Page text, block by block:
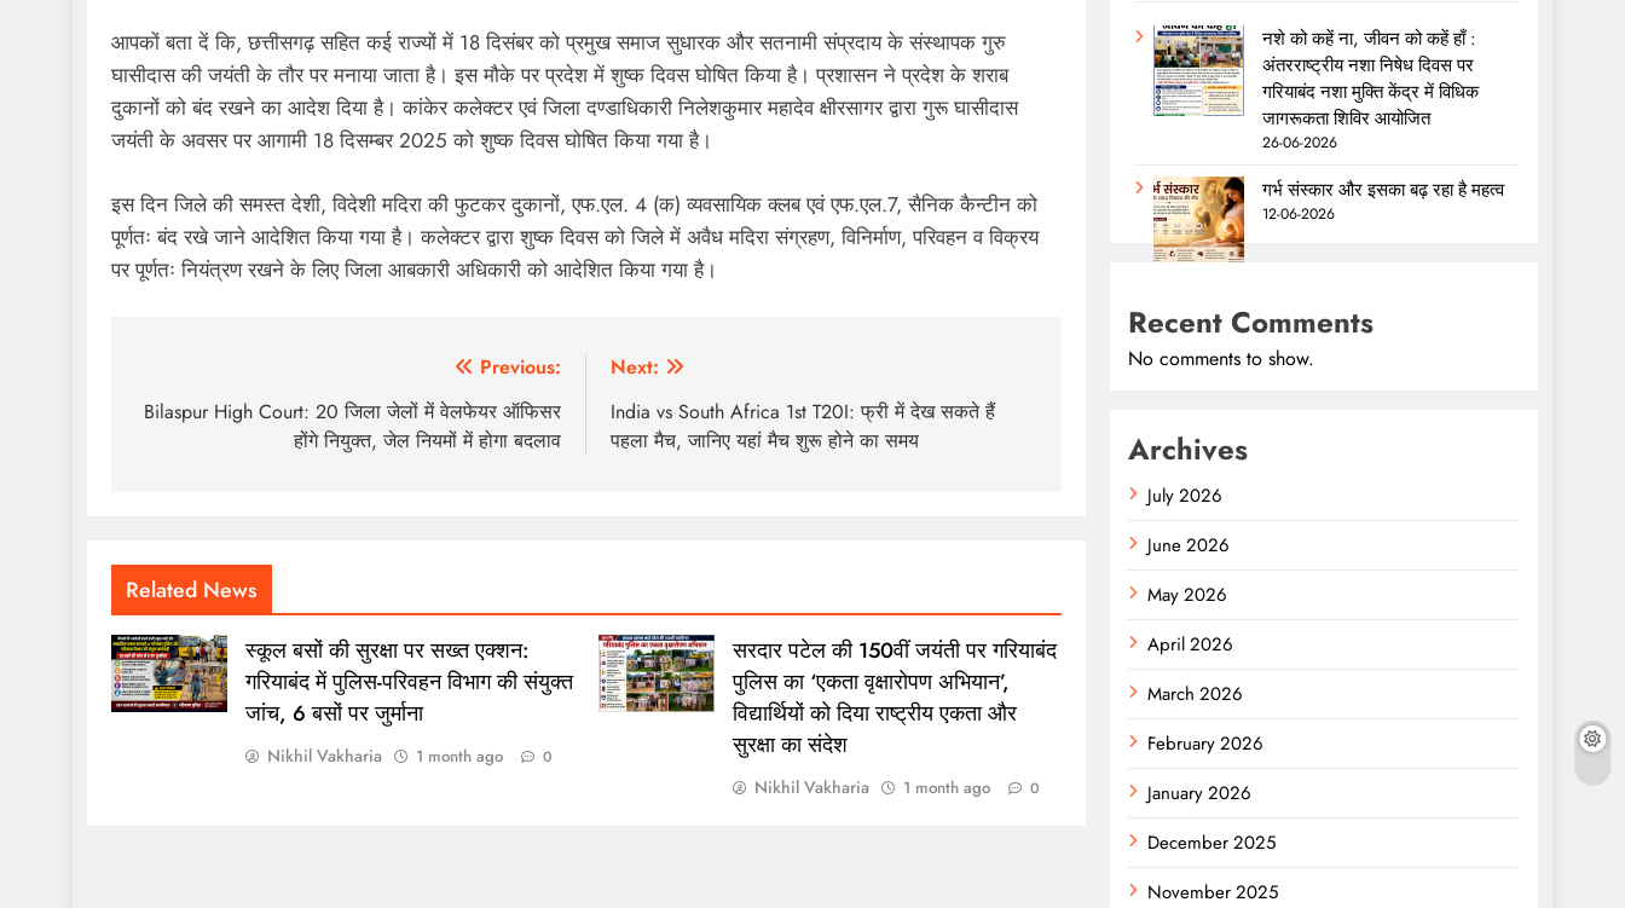
आपकों बता दें कि, छत्तीसगढ़ सहित कई राज्यों में 18 दिसंबर को प्रमुख समाज सुधारक और सतनामी संप्रदाय के संस्थापक गुरु
घासीदास की जयंती के तौर पर मनाया जाता है। इस मौके पर प्रदेश में शुष्क दिवस घोषित किया है। प्रशासन ने प्रदेश के शराब
दुकानों को बंद रखने का आदेश दिया है। कांकेर कलेक्टर एवं जिला दण्डाधिकारी निलेशकुमार महादेव क्षीरसागर द्वारा गुरू घासीदास
जयंती के अवसर पर आगामी 18 दिसम्बर 2025 को शुष्क दिवस घोषित किया गया है।
इस दिन जिले की समस्त देशी, विदेशी मदिरा की फुटकर दुकानों, एफ.एल. 4 (क) व्यवसायिक क्लब एवं एफ.एल.7, सैनिक कैन्टीन को
पूर्णतः बंद रखे जाने आदेशित किया गया है। कलेक्टर द्वारा शुष्क दिवस को जिले में अवैध मदिरा संग्रहण, विनिर्माण, परिवहन व विक्रय
पर पूर्णतः नियंत्रण रखने के लिए जिला आबकारी अधिकारी को आदेशित किया गया है।
navigation
Previous:
Bilaspur High Court: 20 जिला जेलों में वेलफेयर ऑफिसर
होंगे नियुक्त, जेल नियमों में होगा बदलाव
Next:
India vs South Africa 1st T20I: फ्री में देख सकते हैं
पहला मैच, जानिए यहां मैच शुरू होने का समय
Related News
स्कूल बसों की सुरक्षा पर सख्त एक्शन:
गरियाबंद में पुलिस-परिवहन विभाग की संयुक्त
जांच, 6 बसों पर जुर्माना
Nikhil Vakharia 1 month ago 0
सरदार पटेल की 150वीं जयंती पर गरियाबंद
पुलिस का ‘एकता वृक्षारोपण अभियान’,
विद्यार्थियों को दिया राष्ट्रीय एकता और
सुरक्षा का संदेश
Nikhil Vakharia 1 month ago 0
नशे को कहें ना, जीवन को कहें हाँ :
अंतरराष्ट्रीय नशा निषेध दिवस पर
गरियाबंद नशा मुक्ति केंद्र में विधिक
जागरूकता शिविर आयोजित
26-06-2026
गर्भ संस्कार और इसका बढ़ रहा है महत्व
12-06-2026
Recent Comments
No comments to show.
Archives
July 2026
June 2026
May 2026
April 2026
March 2026
February 2026
January 2026
December 2025
November 2025